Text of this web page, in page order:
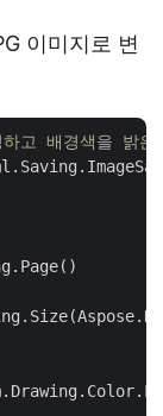
이미지로 변
고 배경색을 밝은